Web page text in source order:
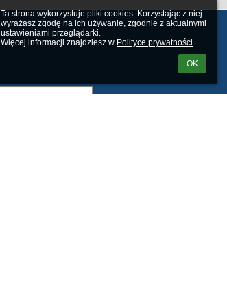
Ta strona wykorzystuje pliki cookies. Korzystając z niej
wyrażasz zgodę na ich używanie, zgodnie z aktualnymi
ustawieniami przeglądarki.
Więcej informacji znajdziesz w Polityce prywatności.
OK